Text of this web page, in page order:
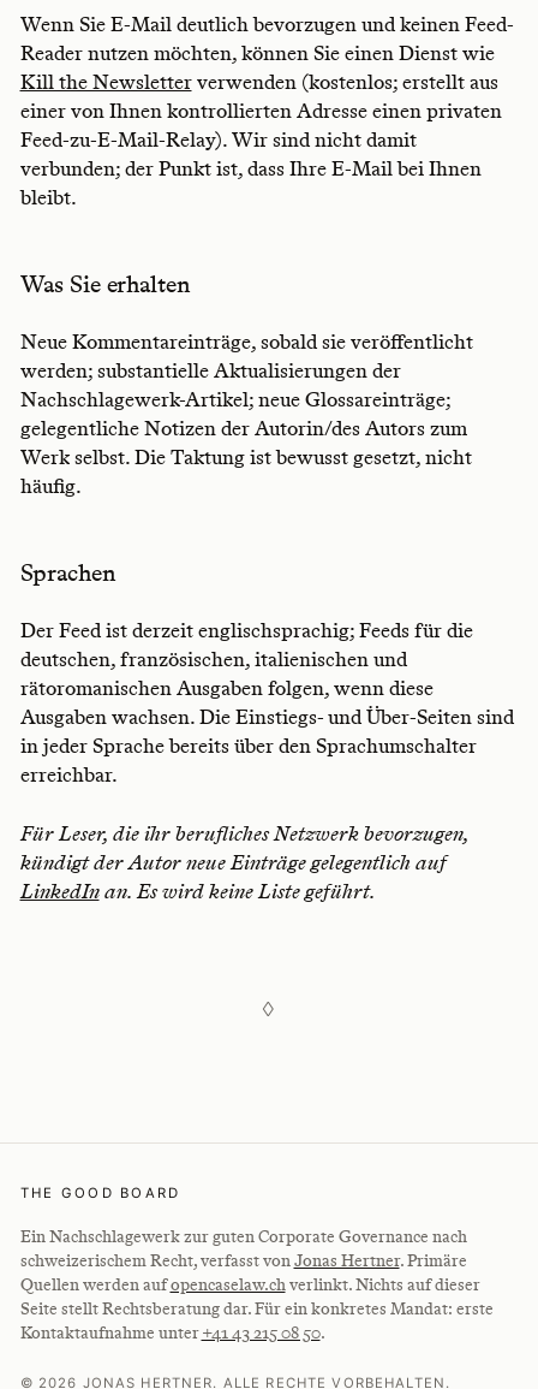
Wenn Sie E-Mail deutlich bevorzugen und keinen Feed-
Reader nutzen möchten, können Sie einen Dienst wie
Kill the Newsletterverwenden (kostenlos; erstellt aus
einer von Ihnen kontrollierten Adresse einen privaten
Feed-zu-E-Mail-Relay). Wir sind nicht damit
verbunden; der Punkt ist, dass Ihre E-Mail bei Ihnen
bleibt.
Was Sie erhalten
Neue Kommentareinträge, sobald sie veröffentlicht
werden; substantielle Aktualisierungen der
Nachschlagewerk-Artikel; neue Glossareinträge;
gelegentliche Notizen der Autorin/des Autors zum
Werk selbst. Die Taktung ist bewusst gesetzt, nicht
häufig.
Sprachen
Der Feed ist derzeit englischsprachig; Feeds für die
deutschen, französischen, italienischen und
rätoromanischen Ausgaben folgen, wenn diese
Ausgaben wachsen. Die Einstiegs- und Über-Seiten sind
in jeder Sprache bereits über den Sprachumschalter
erreichbar.
Für Leser, die ihr berufliches Netzwerk bevorzugen,
kündigt der Autor neue Einträge gelegentlich auf
LinkedInan. Es wird keine Liste geführt.
◊
THE GOOD BOARD
Ein Nachschlagewerk zur guten Corporate Governance nach
schweizerischem Recht, verfasst von Jonas Hertner. Primäre
Quellen werden aufopencaselaw.ch verlinkt. Nichts auf dieser
Seite stellt Rechtsberatung dar. Für ein konkretes Mandat: erste
Kontaktaufnahme unter+41 43 215 08 50.
© 2026 JONAS HERTNER. ALLE RECHTE VORBEHALTEN.